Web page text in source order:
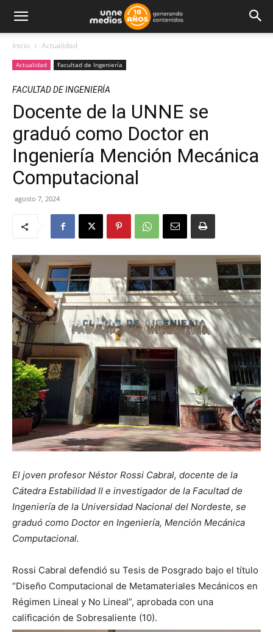
Inicio Actualidad
Actualidad Facultad de Ingeniería
FACULTAD DE INGENIERÍA
Docente de la UNNE se
graduó como Doctor en
Ingeniería Mención Mecánica
Computacional
agosto 7, 2024
El joven profesor Néstor Rossi Cabral, docente de la
Cátedra Estabilidad II e investigador de la Facultad de
Ingeniería de la Universidad Nacional del Nordeste, se
graduó como Doctor en Ingeniería, Mención Mecánica
Computacional.
Rossi Cabral defendió su Tesis de Posgrado bajo el título
“Diseño Computacional de Metamateriales Mecánicos en
Régimen Lineal y No Lineal”, aprobada con una
calificación de Sobresaliente (10).